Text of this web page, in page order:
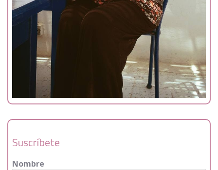
Suscríbete
Nombre